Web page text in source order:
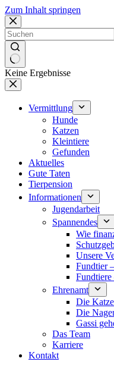
Zum Inhalt springen
Keine Ergebnisse
Vermittlung
Hunde
Katzen
Kleintiere
Gefunden
Aktuelles
Gute Taten
Tierpension
Informationen
Jugendarbeit
Spannendes
Wie
Unsere
Fundtier
Fundtiere
Ehrenamt
Die
Die
Gassi
Das Team
Karriere
Kontakt